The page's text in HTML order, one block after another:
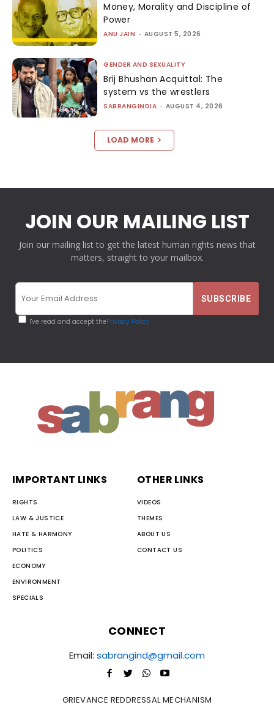
Money, Morality and Discipline of
Power
ANU JAIN - AUGUST 5, 2026
GENDER AND SEXUALITY
Brij Bhushan Acquittal: The
system vs the wrestlers
SABRANGINDIA - AUGUST 4, 2026
LOAD MORE
JOIN OUR MAILING LIST
Join our mailing list to get the latest human rights news that
matters, straight to your mailbox.
I've read and accept thePrivacy Policy
IMPORTANT LINKS
RIGHTS
LAW & JUSTICE
HATE & HARMONY
POLITICS
ECONOMY
ENVIRONMENT
SPECIALS
OTHER LINKS
VIDEOS
THEMES
ABOUT US
CONTACT US
CONNECT
Email: sabrangind@gmail.com
GRIEVANCE REDDRESSAL MECHANISM